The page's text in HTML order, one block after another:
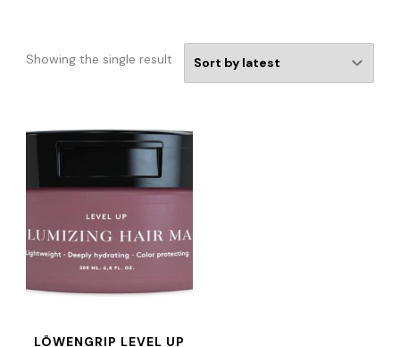
Showing the single result
LÖWENGRIP LEVEL UP